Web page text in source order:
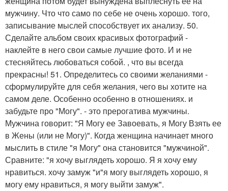
мужчину. Что что само по себе не очень хорошо. того,
записывание мыслей способствует их анализу. 50.
Сделайте альбом своих красивых фотографий -
наклейте в него свои самые лучшие фото. И и не
стесняйтесь любоваться собой. , что вы всегда
прекрасны! 51. Определитесь со своими желаниями -
сформулируйте для себя желания, чего вы хотите на
самом деле. Особенно особенно в отношениях. и
забудьте про "Могу". - это прерогатива мужчины.
Мужчина говорит: "Я Могу ее Завоевать, я Могу Взять ее
в Жены (или не Могу)". Когда женщина начинает много
мыслить в стиле "я Могу" она становится "мужчиной".
Сравните: "я хочу выглядеть хорошо. Я я хочу ему
нравиться. хочу замуж "и"я могу выглядеть хорошо, я
могу ему нравиться, я могу выйти замуж".